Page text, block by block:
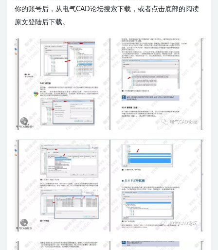
你的账号后，从电气CAD论坛搜索下载，或者点击底部的阅读
原文登陆后下载。